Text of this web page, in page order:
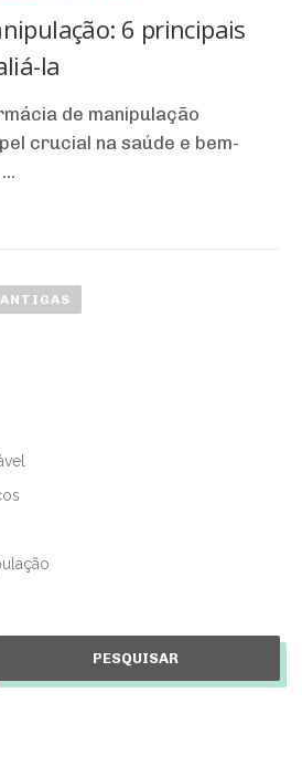
6 principais
la
de manipulação
crucial na saúde e bem-